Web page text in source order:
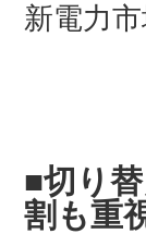
新電力
■切り
割も重